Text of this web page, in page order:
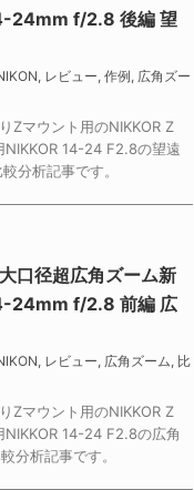
24mm f/2.8 後編 望
レビュー 作例 広角ズー
Zマウント用のNIKKOR Z
14-24 F2.8の望遠
分析記事です。
口径超広角ズーム新
24mm f/2.8 前編 広
レビュー 広角ズーム 比
Zマウント用のNIKKOR Z
14-24 F2.8の広角
分析記事です。